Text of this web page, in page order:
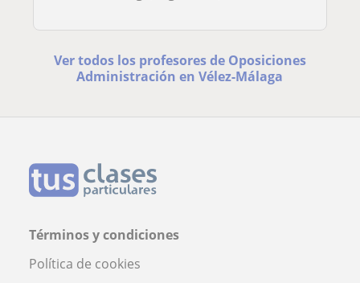
Ver todos los profesores de Oposiciones
Administración en Vélez-Málaga
Términos y condiciones
Política de cookies